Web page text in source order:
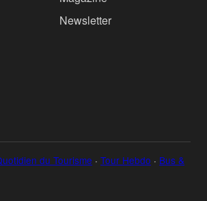
Newsletter
du Tourisme · Tour Hebdo · Bus &